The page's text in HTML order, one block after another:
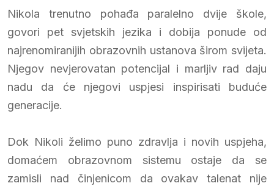
Nikola trenutno pohađa paralelno dvije škole,
govori pet svjetskih jezika i dobija ponude od
najrenomiranijih obrazovnih ustanova širom svijeta.
Njegov nevjerovatan potencijal i marljiv rad daju
nadu da će njegovi uspjesi inspirisati buduće
generacije.
Dok Nikoli želimo puno zdravlja i novih uspjeha,
domaćem obrazovnom sistemu ostaje da se
zamisli nad činjenicom da ovakav talenat nije